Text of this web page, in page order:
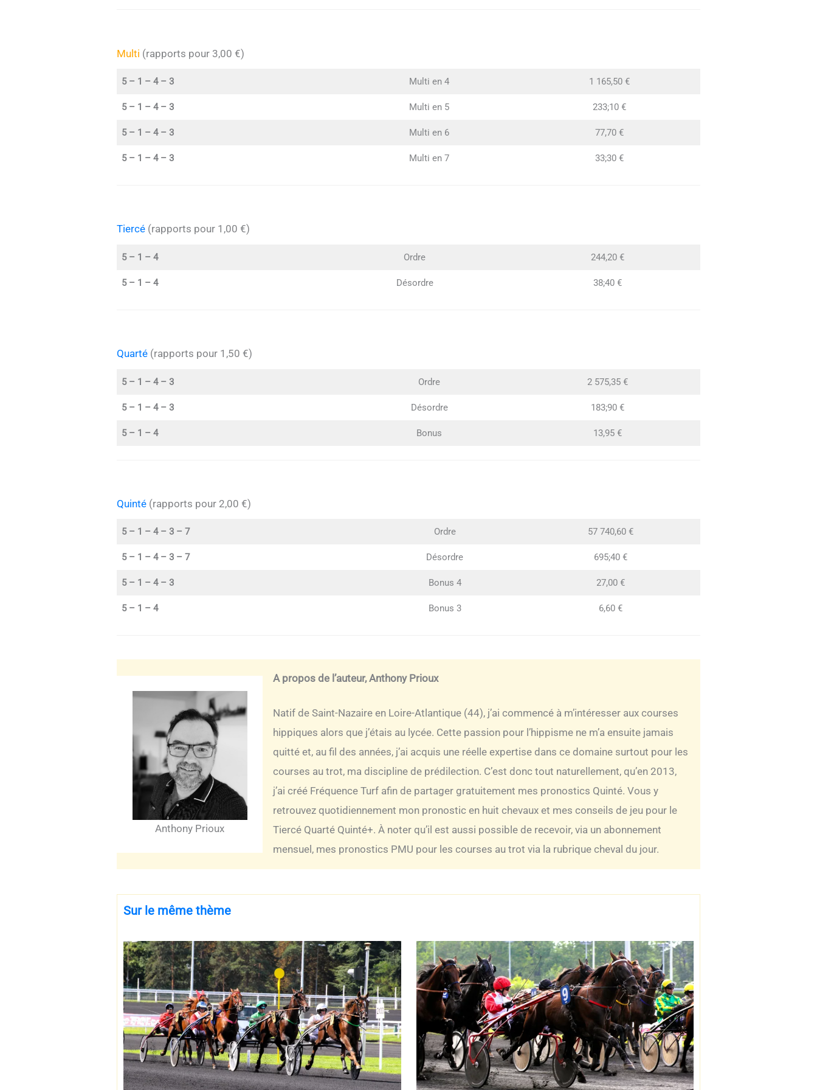
Multi (rapports pour 3,00 €)
5 – 1 – 4 – 3 Multi en 4 1 165,50 €
5 – 1 – 4 – 3 Multi en 5 233;10 €
5 – 1 – 4 – 3 Multi en 6 77,70 €
5 – 1 – 4 – 3 Multi en 7 33;30 €
Tiercé (rapports pour 1,00 €)
5 – 1 – 4 Ordre 244,20 €
5 – 1 – 4 Désordre 38;40 €
Quarté (rapports pour 1,50 €)
5 – 1 – 4 – 3 Ordre 2 575,35 €
5 – 1 – 4 – 3 Désordre 183;90 €
5 – 1 – 4 Bonus 13,95 €
Quinté (rapports pour 2,00 €)
5 – 1 – 4 – 3 – 7 Ordre 57 740,60 €
5 – 1 – 4 – 3 – 7 Désordre 695;40 €
5 – 1 – 4 – 3 Bonus 4 27,00 €
5 – 1 – 4 Bonus 3 6,60 €
Anthony Prioux
A propos de l’auteur, Anthony Prioux
Natif de Saint-Nazaire en Loire-Atlantique (44), j’ai commencé à m’intéresser aux courses
hippiques alors que j’étais au lycée. Cette passion pour l’hippisme ne m’a ensuite jamais
quitté et, au fil des années, j’ai acquis une réelle expertise dans ce domaine surtout pour les
courses au trot, ma discipline de prédilection. C’est donc tout naturellement, qu’en 2013,
j’ai créé Fréquence Turf afin de partager gratuitement mes pronostics Quinté. Vous y
retrouvez quotidiennement mon pronostic en huit chevaux et mes conseils de jeu pour le
Tiercé Quarté Quinté+. À noter qu’il est aussi possible de recevoir, via un abonnement
mensuel, mes pronostics PMU pour les courses au trot via la rubrique cheval du jour.
Sur le même thème